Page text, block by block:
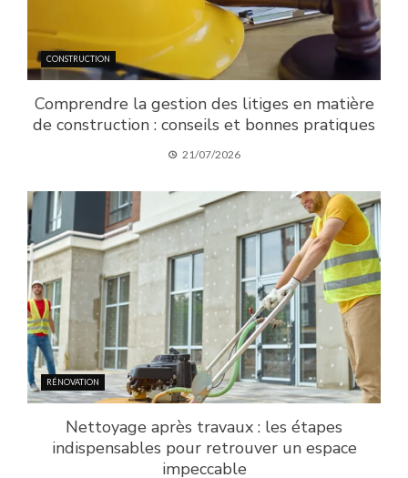
CONSTRUCTION
Comprendre la gestion des litiges en matière
de construction : conseils et bonnes pratiques
21/07/2026
RÉNOVATION
Nettoyage après travaux : les étapes
indispensables pour retrouver un espace
impeccable